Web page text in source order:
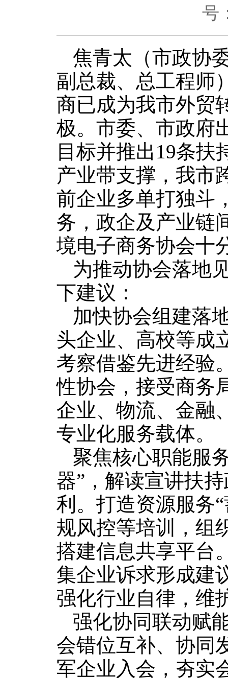
号
焦青太（市政协
副总裁、总工程师
商已成为我市外贸
极。市委、市政府
目标并推出19条扶
产业带支撑，我市
前企业多单打独斗
务，政企及产业链
境电子商务协会十
为推动协会落地
下建议：
加快协会组建落
头企业、高校等成
考察借鉴先进经验
性协会，接受商务
企业、物流、金融
专业化服务载体。
聚焦核心职能服
器”，解读宣讲扶
利。打造资源服务
规风控等培训，组
搭建信息共享平台
集企业诉求形成建
强化行业自律，维
强化协同联动赋
会错位互补、协同
军企业入会，夯实